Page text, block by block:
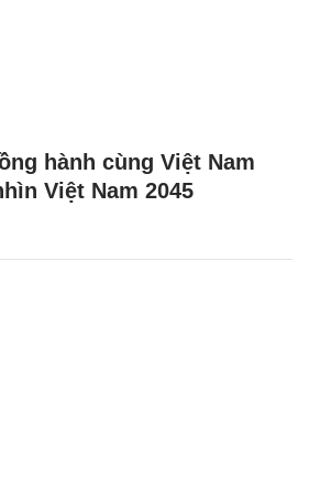
hành cùng Việt Nam
Việt Nam 2045